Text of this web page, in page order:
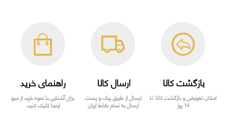
بازگشت کالا
امکان تعویض و بازگشت کالا تا
14 روز
ارسال کالا
ارسال از طریق پیک و پست
ارسال به تمام نقاط ایران
راهنمای خرید
برای آشنایی با نحوه خرید از میو
اینجا کلیک کنید.